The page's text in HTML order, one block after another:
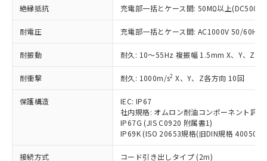
絶縁抵抗 充電部一括とケース間: 50MΩ以上(DC500V
耐電圧 充電部一括とケース間: AC1000V 50/60Hz
耐振動 耐久: 10～55Hz 複振幅 1.5mm X、Y、Z各
耐衝撃 耐久: 1000m/s2 X、Y、Z各方向 10回
保護構造
IEC: IP67
社内規格: オムロン耐油コンポーネント評
IP67G (JIS C0920 附属書1)
IP69K (ISO 20653規格(旧DIN規格 40050
接続方式 コード引き出しタイプ (2m)
在庫状況および標準価格照会結果は、
記載している更新日時点での社内デー
タに基づき作成されるものであり、閲
覧された時点での実際の在庫および標
準価格とは異なる場合があることをご
正式な納期状況および標準価格はお客
様のお取引先、またはお客様担当のオ
ムロン制御機器販売店・当社販売員に
ご相談ください。
オムロン制御機器販売店や当社販売拠
販売ネットワーク
」をご確認
むを得ず変更することがあります。
*EU RoHS指令（10物質）：
鉛(Pb) 1000ppm以下、 水銀(Hg) 1000ppm以下、 カド
ミウム(Cd) 100ppm以下、
六価クロム(Cr(Ⅵ)) 1000ppm以下、ポリ臭化ビフェニル
(PBDE) 1000ppm以下、フタル酸ビス(2-エチルヘキシ
ル) (DEHP)(別名：DOP) 1000ppm以下、フタル酸ブチ
ルベンジル（BBP） 1000ppm以下、フタル酸ジブチル
（DBP） 1000ppm以下、フタル酸ジイソブチル
但し、RoHS指令で産業用監視および制御機器に対する
フタル酸エステル類の４物質については閾値を超える意
図的な使用がないことを確認しています。
い合わせください。
Cr(Ⅵ)(六価クロム) : 1000ppm、 PBBs(ポリ臭化ビフェ
ニル類) : 1000ppm、 PBDEs(ポリ臭化ジフェニルエーテ
DBP(フタル酸ジブチル) : 1000ppm、 DIBP(フタル酸ジ
イソブチル) : 1000ppm、 BBP(フタル酸ブチルベンジ
DEHP(フタル酸ビス(2-エチルヘキシル)) : 1000ppm
※2 環境保護使用期限
為替および外国貿易法に定める商品
（以下｢規制貨物等」という）を輸出
または国外への提供する場合は、日本
国政府の輸出許可(または役務取引許
可)を取得するなどの必要な手続きを
当社は規制貨物を破棄する場合は、完
全に破砕するなど、違法に輸出されな
いよう必要な手段を講じます。
当社は貴社製品を、核兵器、ミサイ
ル、化学兵器、生物兵器またはその他
武器並びにこれらの製造装置等に一切
使用いたしません。
一定数以上の在庫あり
一定数には満たないが在庫あり
在庫なし(最新の在庫状況につ
いては、お客様のお取引先、ま
たはお客様担当のオムロン制御